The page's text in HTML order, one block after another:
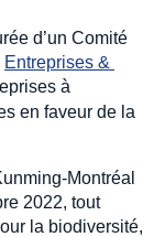
d’un Comité
Entreprises &
à
en faveur de la
Montréal
2022, tout
la biodiversité,